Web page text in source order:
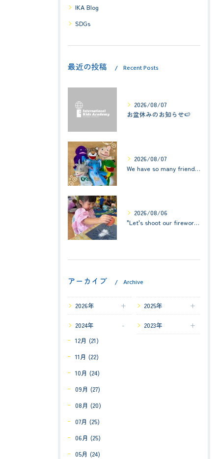
IKA Blog
SDGs
最近の投稿 Recent Posts
2026/08/07
お盆休みのお知らせ🍉
2026/08/07
We have so many friends in this classroom! (お友達いっぱい！)Small Kids☆1歳児クラス
2026/08/06
"Let's shoot our fireworks!" (みんなで花火を打ち上げよう！) ☆ Preschool (2歳児クラス)
アーカイブ Archive
2026年 2025年
2024年
12月 (21)
11月 (22)
10月 (24)
09月 (27)
08月 (20)
07月 (25)
06月 (25)
05月 (24)
2023年